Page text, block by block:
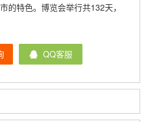
的特色。博览会举行共132天，
QQ客服